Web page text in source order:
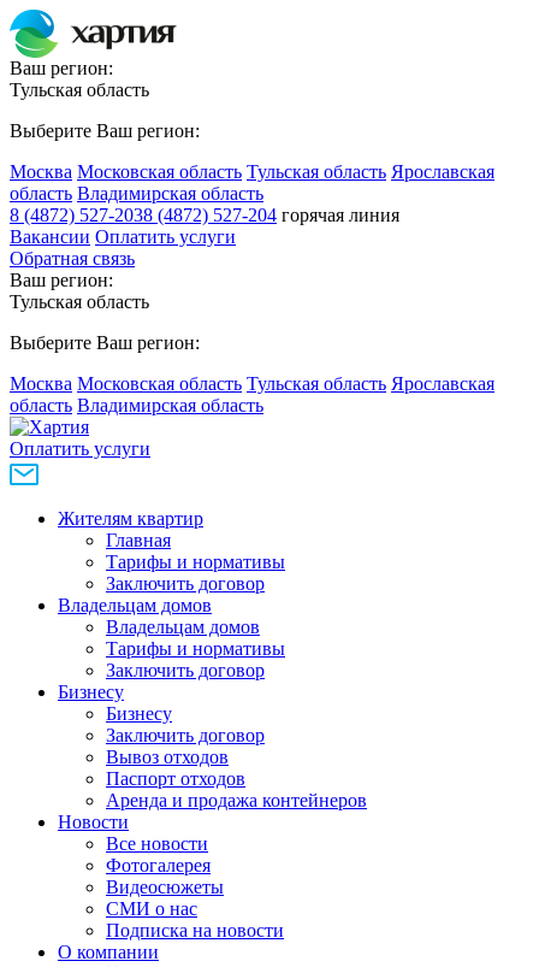
Ваш регион:
Тульская область
Выберите Ваш регион:
Москва Московская область Тульская область Ярославская
область Владимирская область
8 (4872) 527-2038 (4872) 527-204 горячая линия
Вакансии Оплатить услуги
Обратная связь
Ваш регион:
Тульская область
Выберите Ваш регион:
Москва Московская область Тульская область Ярославская
область Владимирская область
Оплатить услуги
Жителям квартир
Главная
Тарифы и нормативы
Заключить договор
Владельцам домов
Владельцам домов
Тарифы и нормативы
Заключить договор
Бизнесу
Бизнесу
Заключить договор
Вывоз отходов
Паспорт отходов
Аренда и продажа контейнеров
Новости
Все новости
Фотогалерея
Видеосюжеты
СМИ о нас
Подписка на новости
О компании